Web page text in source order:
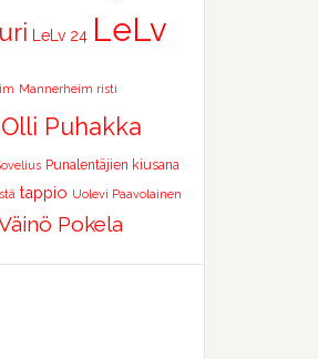
LeLv 24 LeLv
Mannerheim risti
Olli Puhakka
Punalentäjien kiusana
tappio Uolevi Paavolainen
Pokela